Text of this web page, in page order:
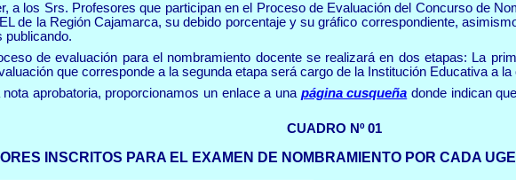
a los Srs. Profesores que participan en el Proceso de Evaluación del Concurso de
de la Región Cajamarca, su debido porcentaje y su gráfico correspondiente,
publicando.
de evaluación para el nombramiento docente se realizará en dos etapas: La
que corresponde a la segunda etapa será cargo de la Institución Educativa a
aprobatoria, proporcionamos un enlace a una página cusqueña donde indican
CUADRO Nº 01
INSCRITOS PARA EL EXAMEN DE NOMBRAMIENTO POR CADA